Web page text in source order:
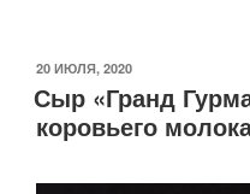
ОПУБЛИКОВАНО
20 ИЮЛЯ, 2020
Сыр «Гранд
коровьего